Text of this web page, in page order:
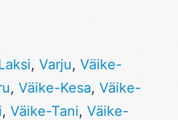
, Varju, Väike-
, Väike-Kesa, Väike-
, Väike-Tani, Väike-